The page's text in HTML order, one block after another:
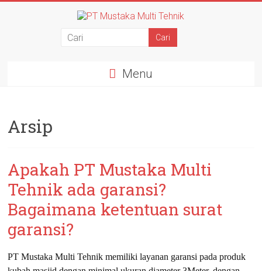
Menu
Arsip
Apakah PT Mustaka Multi
Tehnik ada garansi?
Bagaimana ketentuan surat
garansi?
PT Mustaka Multi Tehnik memiliki layanan garansi pada produk